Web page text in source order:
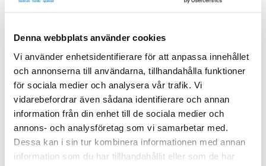
Denna webbplats använder cookies
Vi använder enhetsidentifierare för att anpassa innehållet
och annonserna till användarna, tillhandahålla funktioner
för sociala medier och analysera vår trafik. Vi
vidarebefordrar även sådana identifierare och annan
information från din enhet till de sociala medier och
annons- och analysföretag som vi samarbetar med.
Dessa kan i sin tur kombinera informationen med annan
information som du har tillhandahållit eller som de har
Svedbergs Hov Rund
Spegel med LED-belysning
(70cm)
Mora X Collection INXX II
Badkarsblandare med
Handdusch (Krom)